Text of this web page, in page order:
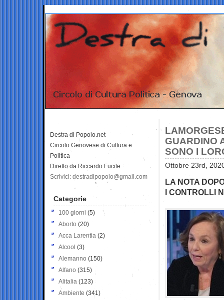
GUARDINO
SONO I
Ottobre 23rd,
LA NOTA
I CONTROLLI
Destra di Popolo.net
Circolo Genovese di Cultura e
Politica
Diretto da Riccardo Fucile
Scrivici: destradipopolo@gmail.com
Categorie
100 giorni (5)
Aborto (20)
Acca Larentia (2)
Alcool (3)
Alemanno (150)
Alfano (315)
Alitalia (123)
Ambiente (341)